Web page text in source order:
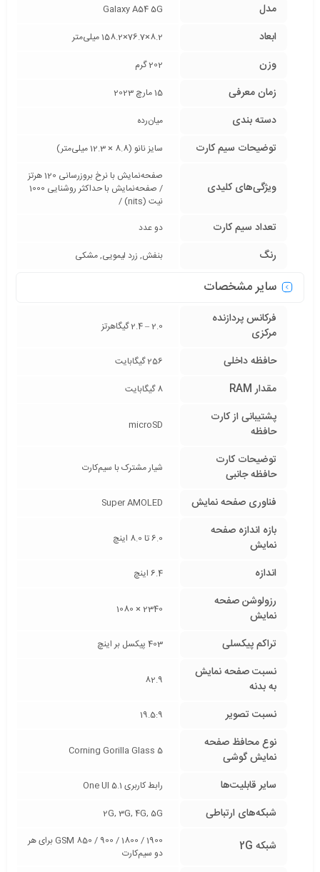
مدل Galaxy A54 5G
ابعاد 8.2×76.7×158.2 میلی‌متر
وزن 202 گرم
زمان معرفی 15 مارچ 2023
دسته ‌بندی ‌میان‌رده
توضیحات سیم کارت سایز نانو (8.8 × 12.3 میلی‌متر)
ویژگی‌های کلیدی
صفحه‌نمایش با نرخ بروزرسانی 120 هرتز
/ صفحه‌نمایش با حداکثر روشنایی 1000
نیت (nits) /
تعداد سیم کارت دو عدد
رنگ بنفش, زرد لیمویی, مشکی
سایر مشخصات
فرکانس پردازنده‌
مرکزی
2.0 – 2.4 گیگاهرتز
حافظه داخلی 256 گیگابایت
مقدار RAM 8 گیگابایت
پشتیبانی از کارت
حافظه
microSD
توضیحات کارت
حافظه جانبی
شیار مشترک با سیم‌کارت
فناوری صفحه‌ نمایش Super AMOLED
بازه‌ اندازه صفحه
نمایش
6.0 تا 8.0 اینچ
اندازه 6.4 اینچ
رزولوشن صفحه
نمایش
2340 × 1080
تراکم پیکسلی 403 پیکسل بر اینچ
نسبت صفحه‌ نمایش
به بدنه
82.9
نسبت تصویر 19.5:9
نوع محافظ صفحه
نمایش گوشی
Corning Gorilla Glass 5
سایر قابلیت‌ها رابط کاربری One UI 5.1
شبکه‌های ارتباطی 2G, 3G, 4G, 5G
شبکه 2G
GSM 850 / 900 / 1800 / 1900 برای هر
دو سیم‌کارت